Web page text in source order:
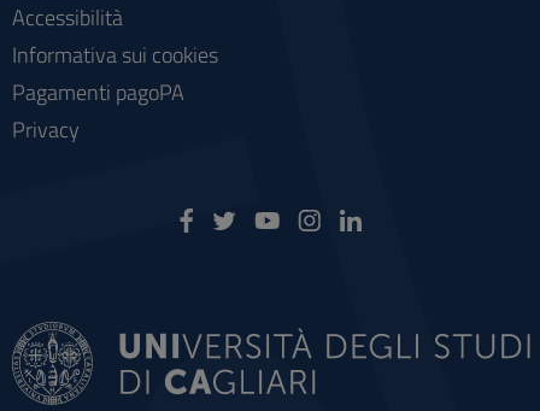
Accessibilità
Informativa sui cookies
Pagamenti pagoPA
Privacy